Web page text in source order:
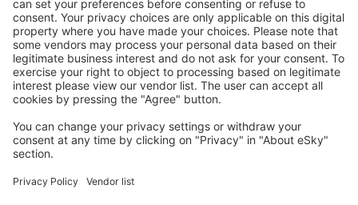
Descarcă aplicația noastrăși organizează-ţi
convenabil călătoriile
Planifică-ți călătoria
Bilete de avion